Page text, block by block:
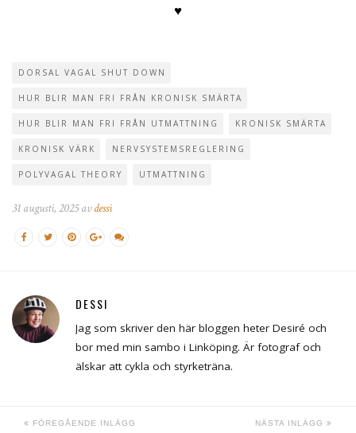
♥
DORSAL VAGAL SHUT DOWN
HUR BLIR MAN FRI FRÅN KRONISK SMÄRTA
HUR BLIR MAN FRI FRÅN UTMATTNING KRONISK SMÄRTA
KRONISK VÄRK NERVSYSTEMSREGLERING
POLYVAGAL THEORY UTMATTNING
31 augusti, 2025 avdessi
DESSI
Jag som skriver den här bloggen heter Desiré och
bor med min sambo i Linköping. Är fotograf och
älskar att cykla och styrketräna.
FÖREGÅENDE INLÄGG NÄSTA INLÄGG